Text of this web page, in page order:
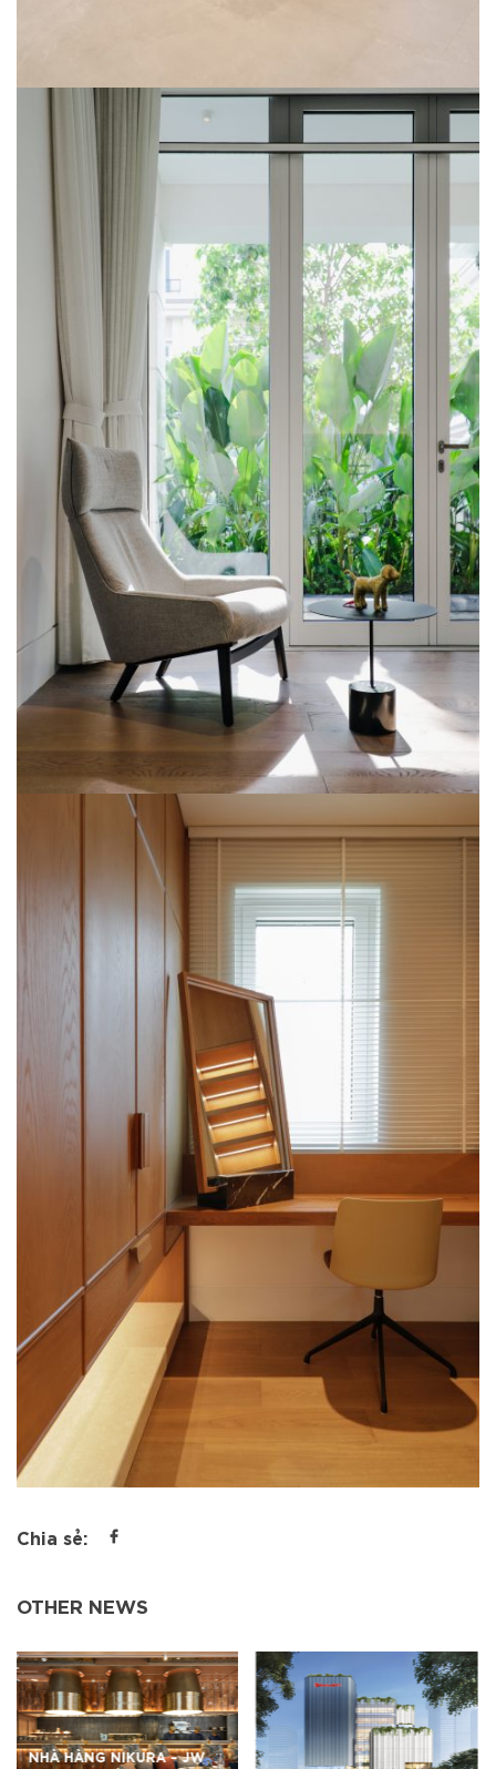
Chia sẻ:
OTHER NEWS
TRƯỜNG QUỐC TẾ